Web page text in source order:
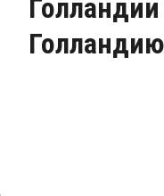
Голландию